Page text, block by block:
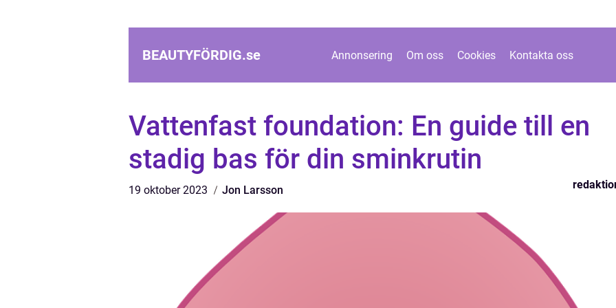
BEAUTYFÖRDIG.se Annonsering Om oss Cookies Kontakta oss
Vattenfast foundation: En guide till en
stadig bas för din sminkrutin
19 oktober 2023 Jon Larsson